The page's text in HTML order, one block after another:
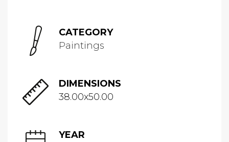
CATEGORY
Paintings
DIMENSIONS
38.00x50.00
YEAR